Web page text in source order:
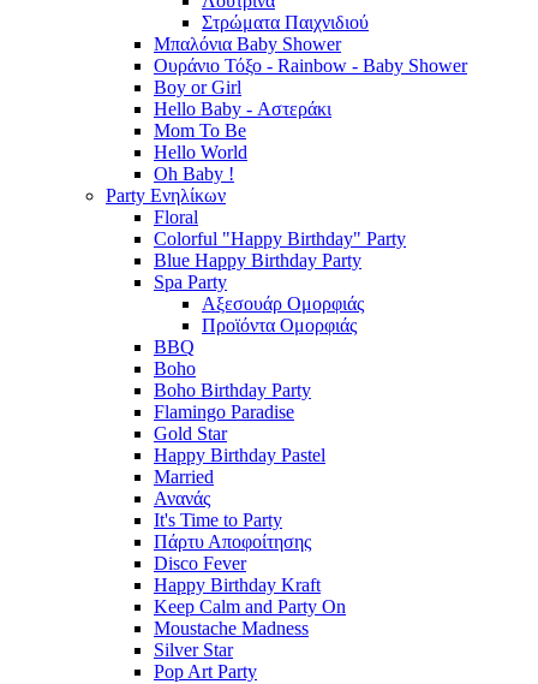
Στρώματα Παιχνιδιού
Μπαλόνια Baby Shower
Ουράνιο Τόξο - Rainbow - Baby Shower
Boy or Girl
Hello Baby - Αστεράκι
Mom To Be
Hello World
Oh Baby !
Party Ενηλίκων
Floral
Colorful "Happy Birthday" Party
Blue Happy Birthday Party
Spa Party
Αξεσουάρ Ομορφιάς
Προϊόντα Ομορφιάς
BBQ
Boho
Boho Birthday Party
Flamingo Paradise
Gold Star
Happy Birthday Pastel
Married
Ανανάς
It's Time to Party
Πάρτυ Αποφοίτησης
Disco Fever
Happy Birthday Kraft
Keep Calm and Party On
Moustache Madness
Silver Star
Pop Art Party